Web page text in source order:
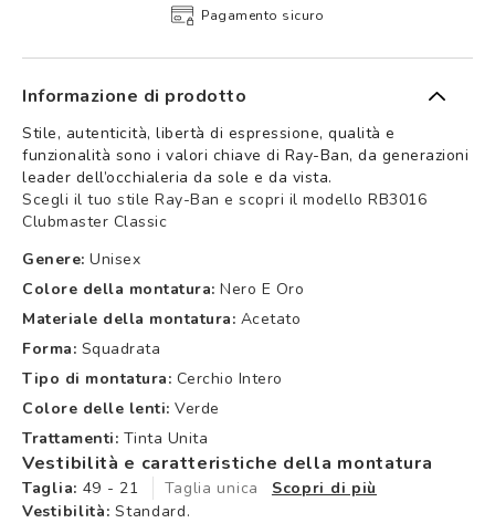
Pagamento sicuro
Informazione di prodotto
Stile, autenticità, libertà di espressione, qualità e
funzionalità sono i valori chiave di Ray-Ban, da generazioni
leader dell’occhialeria da sole e da vista.
Scegli il tuo stile Ray-Ban e scopri il modello RB3016
Clubmaster Classic
Genere: Unisex
Colore della montatura: Nero E Oro
Materiale della montatura: Acetato
Forma: Squadrata
Tipo di montatura: Cerchio Intero
Colore delle lenti: Verde
Trattamenti: Tinta Unita
Vestibilità e caratteristiche della montatura
Taglia: 49 - 21 Taglia unica
Scopri di più
Vestibilità: Standard.